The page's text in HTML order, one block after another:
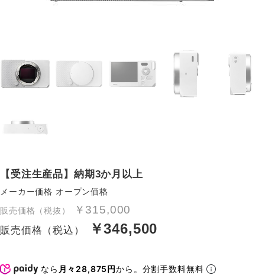
【受注生産品】納期3か月以上
メーカー価格 オープン価格
販売価格（税抜）
￥315,000
販売価格（税込） ￥346,500
なら 月々28,875円から。分割手数料無料